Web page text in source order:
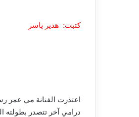
كتبت: هدير ياسر
درامي آخر تتصدر بطولته